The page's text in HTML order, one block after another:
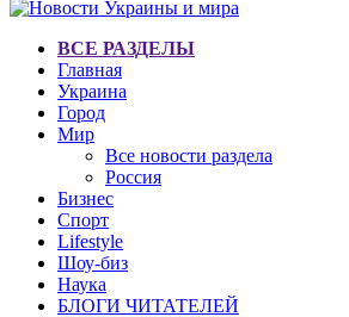
ВСЕ РАЗДЕЛЫ
Главная
Украина
Город
Мир
Все новости раздела
Россия
Бизнес
Спорт
Lifestyle
Шоу-биз
Наука
БЛОГИ ЧИТАТЕЛЕЙ